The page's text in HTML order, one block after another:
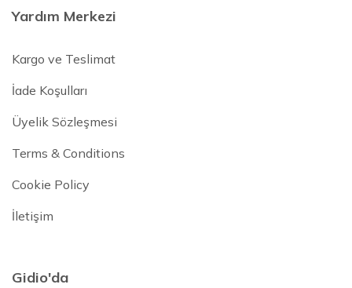
Yardım Merkezi
Kargo ve Teslimat
İade Koşulları
Üyelik Sözleşmesi
Terms & Conditions
Cookie Policy
İletişim
Gidio'da